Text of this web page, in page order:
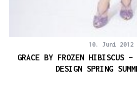
10. Juni 2012
GRACE BY FROZEN HIBISCUS –
DESIGN SPRING